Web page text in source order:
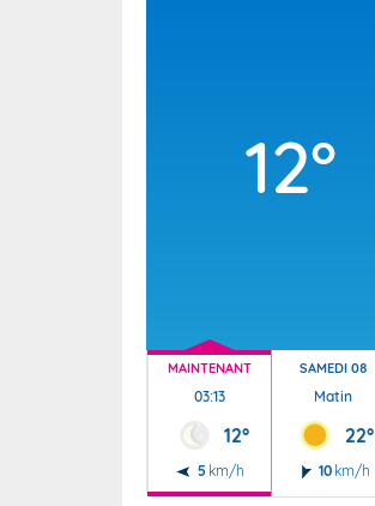
12°
MAINTENANT
03:13
12°
5 km/h
SAMEDI 08
Matin
22°
10 km/h